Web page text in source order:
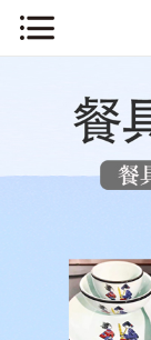
车间展示